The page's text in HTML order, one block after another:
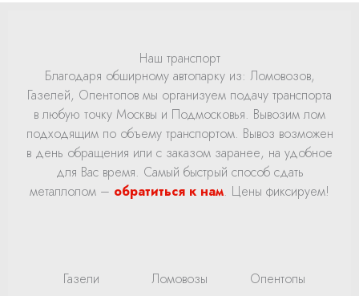
Наш транспорт
Благодаря обширному автопарку из: Ломовозов,
Газелей, Опентопов мы организуем подачу транспорта
в любую точку Москвы и Подмосковья. Вывозим лом
подходящим по объему транспортом. Вывоз возможен
в день обращения или с заказом заранее, на удобное
для Вас время. Самый быстрый способ сдать
металлолом – обратиться к нам. Цены фиксируем!
Газели
Ломовозы
Опентопы